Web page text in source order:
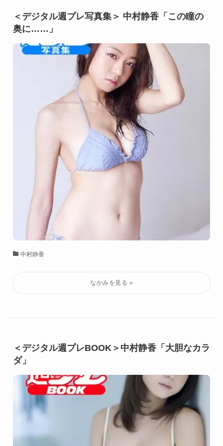
＜デジタル週プレ写真集＞ 中村静香「この瞳の
奥に……」
中村静香
＜デジタル週プレBOOK＞中村静香「大胆なカラ
ダ」